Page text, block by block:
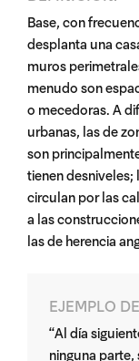
Base, con
desplanta una
muros
menudo son
o mecedoras. A
urbanas, las de
son
tienen desniveles;
circulan por las
a las
las de herencia
EJEMPLO
“Al día
ninguna parte,